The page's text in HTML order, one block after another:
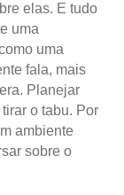
elas. E tudo
uma
uma
fala, mais
Planejar
o tabu. Por
ambiente
sobre o